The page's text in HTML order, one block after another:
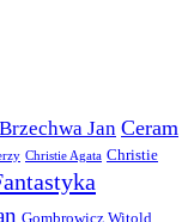
Brzechwa Jan Ceram
Christie Agata Christie
Gombrowicz Witold